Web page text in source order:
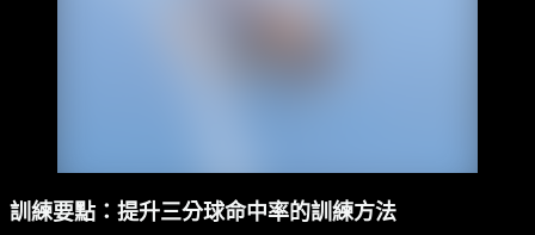
訓練要點：提升三分球命中率的訓練方法